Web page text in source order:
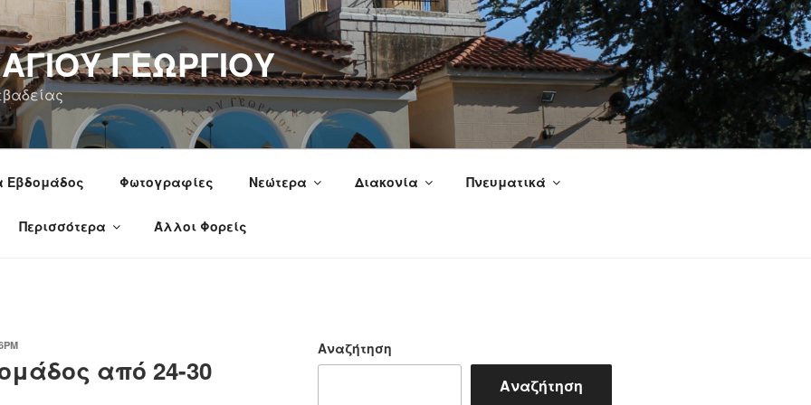
ΓΕΩΡΓΙΟΥ
Εβδομάδος Φωτογραφίες Νεώτερα Διακονία Πνευματικά
Περισσότερα Άλλοι Φορείς
από 24-30
Αναζήτηση
Αναζήτηση